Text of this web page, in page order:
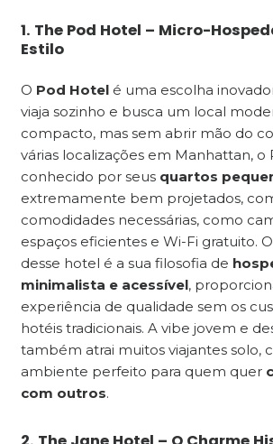
1. The Pod Hotel – Micro-
Estilo
O Pod Hotelé uma escolha
viaja sozinho e busca um local
compacto, mas sem abrir mão do
várias localizações em Manhattan, o
conhecido por seus quartos
extremamente bem projetados,
comodidades necessárias, como
espaços eficientes e Wi-Fi gratuito.
desse hotel é a sua filosofia de
minimalista e acessível,
experiência de qualidade sem os
hotéis tradicionais. A vibe jovem e
também atrai muitos viajantes solo,
ambiente perfeito para quem quer
com outros.